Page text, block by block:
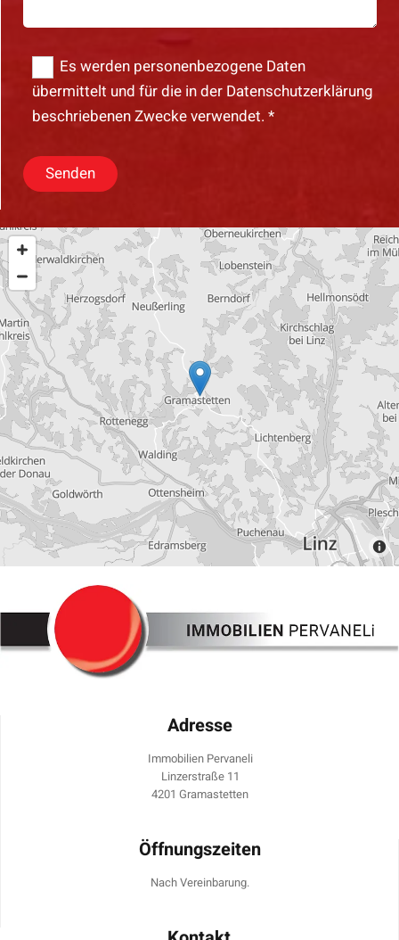
Es werden personenbezogene Daten
übermittelt und für die in der Datenschutzerklärung
beschriebenen Zwecke verwendet. *
Adresse
Immobilien Pervaneli
Linzerstraße 11
4201 Gramastetten
Öffnungszeiten
Nach Vereinbarung.